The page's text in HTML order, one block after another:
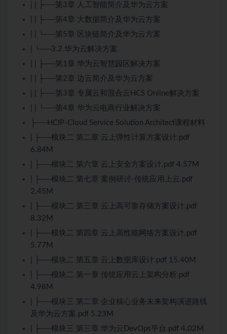
| | ├──第3章 人工智能简介及华为云方案
| | ├──第4章 大数据简介及华为云方案
| | └──第5章 区块链简介及华为云方案
| └──3.2.华为云解决方案
| | ├──第1章 华为云智慧园区解决方案
| | ├──第2章 边云简介及华为云方案
| | ├──第3章 专属云和混合云HCS Online解决方案
| | └──第4章 华为云电商行业解决方案
├── HCIP-Cloud Service Solution Architect课程材料
| ├──模块二 第二章 云上弹性计算方案设计.pdf
6.84M
| ├──模块二 第六章 云上安全方案设计.pdf 4.57M
| ├──模块二 第七章 案例研讨-传统应用上云.pdf
2.45M
| ├──模块二 第三章 云上高可靠存储方案设计.pdf
8.32M
| ├──模块二 第四章 云上高性能网络方案设计.pdf
5.77M
| ├──模块二 第五章 云上数据库设计.pdf 15.40M
| ├──模块二 第一章 传统应用云上架构分析.pdf
4.98M
| ├──模块三 第二章 企业核心业务未来架构演进路线
及华为云方案.pdf 5.23M
| ├──模块三 第三章 华为云
DevOps平台.pdf 4.02M